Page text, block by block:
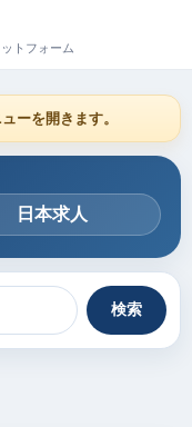
トフォーム
ーを開きます。
日本求人
検索